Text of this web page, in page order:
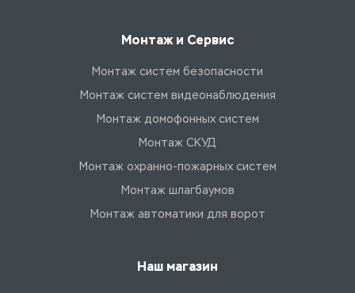
Монтаж и Сервис
Монтаж систем безопасности
Монтаж систем видеонаблюдения
Монтаж домофонных систем
Монтаж СКУД
Монтаж охранно-пожарных систем
Монтаж шлагбаумов
Монтаж автоматики для ворот
Наш магазин